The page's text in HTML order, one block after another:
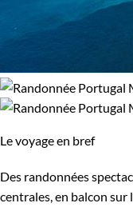
Le voyage en bref
Des randonnées
centrales, en balcon sur